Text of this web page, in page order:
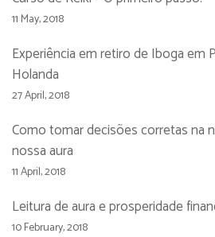
11 May, 2018
Experiência em retiro de Iboga em
Holanda
27 April, 2018
Como tomar decisões corretas na
nossa aura
11 April, 2018
Leitura de aura e prosperidade
10 February, 2018